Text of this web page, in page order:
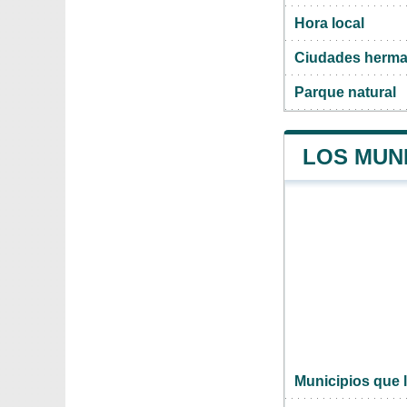
Hora local
Ciudades
Parque natural
LOS
Municipios que